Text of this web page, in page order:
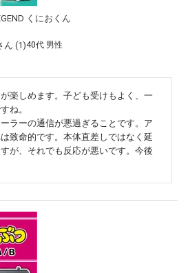
くにおくん
1 40代 男性
楽しめます。子ども受けもよく、一
ね。
ラーの通信が悪過ぎることです。ア
致命的です。本体直差しではなく延
が、それでも反応が悪いです。今後